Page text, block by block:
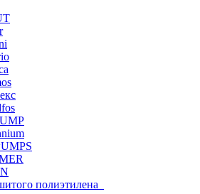
полиэтилена